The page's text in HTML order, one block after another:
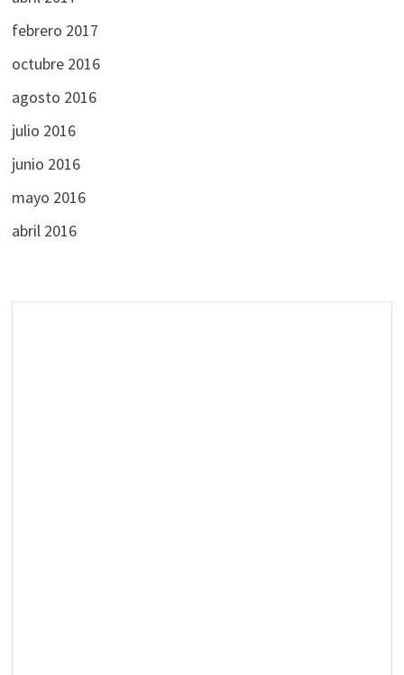
febrero 2017
octubre 2016
agosto 2016
julio 2016
junio 2016
mayo 2016
abril 2016